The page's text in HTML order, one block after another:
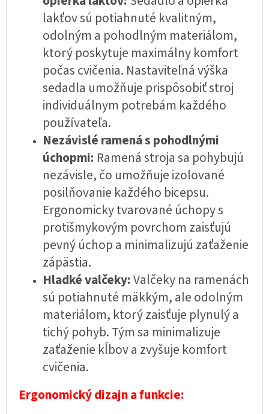
lakťov sú potiahnuté kvalitným,
odolným a pohodlným materiálom,
ktorý poskytuje maximálny komfort
počas cvičenia. Nastaviteľná výška
sedadla umožňuje prispôsobiť stroj
individuálnym potrebám každého
používateľa.
Nezávislé ramená s pohodlnými
úchopmi: Ramená stroja sa pohybujú
nezávisle, čo umožňuje izolované
posilňovanie každého bicepsu.
Ergonomicky tvarované úchopy s
protišmykovým povrchom zaisťujú
pevný úchop a minimalizujú zaťaženie
zápästia.
Hladké valčeky:Valčeky na ramenách
sú potiahnuté mäkkým, ale odolným
materiálom, ktorý zaisťuje plynulý a
tichý pohyb. Tým sa minimalizuje
zaťaženie kĺbov a zvyšuje komfort
cvičenia.
Ergonomický dizajn a funkcie: